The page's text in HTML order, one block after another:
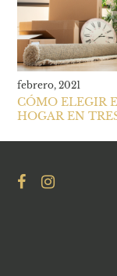
febrero, 2021
CÓMO ELEGIR
HOGAR EN